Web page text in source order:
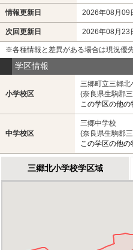
情報更新日 2026年08月09
次回更新日 2026年08月23
※各種情報と差異がある場合は現況優
学区情報
小学校区
三郷町立三郷北
(奈良県生駒郡
この学区の他の
中学校区
三郷中学校
(奈良県生駒郡
この学区の他の
三郷北小学校学区域